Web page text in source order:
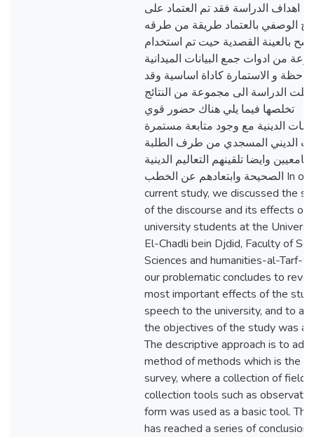
اهداف الدراسة فقد تم العتماد على
الوصفي بالعتماد طريقة من طرقه
بالعينة القصدية حيت تم استخدام
من ادوات جمع البيانات الميدانية
و الاستمارة كاداة اساسية وقد
الدراسة الى مجموعة من النتائج
تخلصها فيما يلي هناك حضور قوي
الدينية مع وجود متابعة مستمرة
الديني المسجدي من طرف الطلبة
وايضا تلقينهم التعاليم الدينية
الصحيحة وابتعادهم عن الخطب In our
current study, we discussed the
of the discourse and its effects on
university students at the
El-Chadli bein Djdid, Faculty of
Sciences and humanities-al-Tarf-
our problematic concludes to
most important effects of the
speech to the university, and to
the objectives of the study was
The descriptive approach is to
method of methods which is the
survey, where a collection of field
collection tools such as
form was used as a basic tool.
has reached a series of